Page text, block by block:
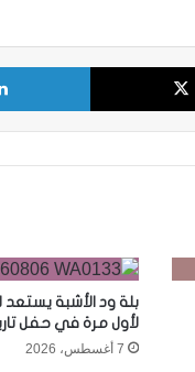
X
بلة ود الأشبة
لأول مرة في حفل
7 أغسطس، 2026